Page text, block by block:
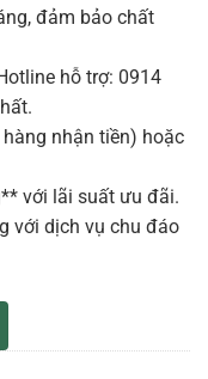
đảm bảo chất
hỗ trợ: 0914
nhận tiền) hoặc
với lãi suất ưu đãi.
với dịch vụ chu đáo
Rackmounted số lượng